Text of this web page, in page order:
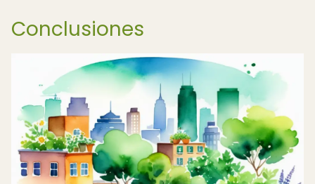
Conclusiones